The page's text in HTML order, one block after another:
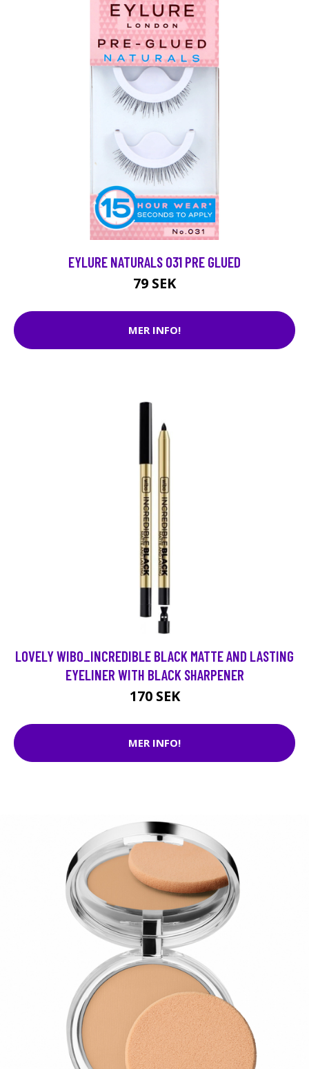
EYLURE NATURALS 031 PRE GLUED
79 SEK
MER INFO!
LOVELY WIBO_INCREDIBLE BLACK MATTE AND LASTING
EYELINER WITH BLACK SHARPENER
170 SEK
MER INFO!